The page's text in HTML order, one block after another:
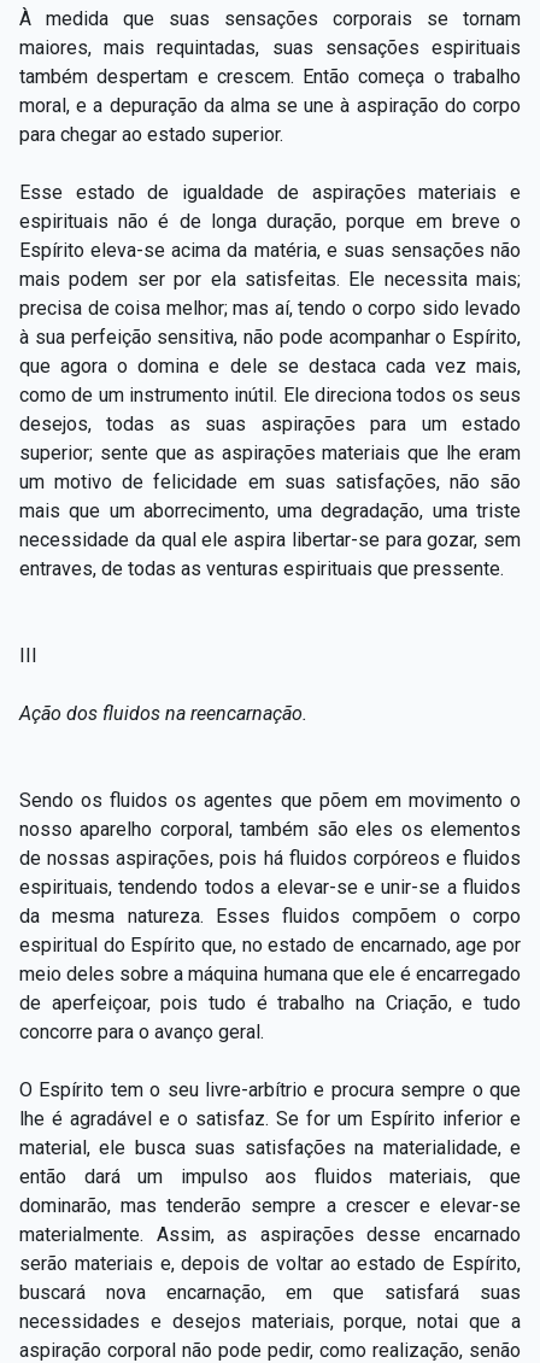
À medida que suas sensações corporais se tornam
maiores, mais requintadas, suas sensações espirituais
também despertam e crescem. Então começa o trabalho
moral, e a depuração da alma se une à aspiração do corpo
para chegar ao estado superior.
Esse estado de igualdade de aspirações materiais e
espirituais não é de longa duração, porque em breve o
Espírito eleva-se acima da matéria, e suas sensações não
mais podem ser por ela satisfeitas. Ele necessita mais;
precisa de coisa melhor; mas aí, tendo o corpo sido levado
à sua perfeição sensitiva, não pode acompanhar o Espírito,
que agora o domina e dele se destaca cada vez mais,
como de um instrumento inútil. Ele direciona todos os seus
desejos, todas as suas aspirações para um estado
superior; sente que as aspirações materiais que lhe eram
um motivo de felicidade em suas satisfações, não são
mais que um aborrecimento, uma degradação, uma triste
necessidade da qual ele aspira libertar-se para gozar, sem
entraves, de todas as venturas espirituais que pressente.
III
Ação dos fluidos na reencarnação.
Sendo os fluidos os agentes que põem em movimento o
nosso aparelho corporal, também são eles os elementos
de nossas aspirações, pois há fluidos corpóreos e fluidos
espirituais, tendendo todos a elevar-se e unir-se a fluidos
da mesma natureza. Esses fluidos compõem o corpo
espiritual do Espírito que, no estado de encarnado, age por
meio deles sobre a máquina humana que ele é encarregado
de aperfeiçoar, pois tudo é trabalho na Criação, e tudo
concorre para o avanço geral.
O Espírito tem o seu livre-arbítrio e procura sempre o que
lhe é agradável e o satisfaz. Se for um Espírito inferior e
material, ele busca suas satisfações na materialidade, e
então dará um impulso aos fluidos materiais, que
dominarão, mas tenderão sempre a crescer e elevar-se
materialmente. Assim, as aspirações desse encarnado
serão materiais e, depois de voltar ao estado de Espírito,
buscará nova encarnação, em que satisfará suas
necessidades e desejos materiais, porque, notai que a
aspiração corporal não pode pedir, como realização, senão